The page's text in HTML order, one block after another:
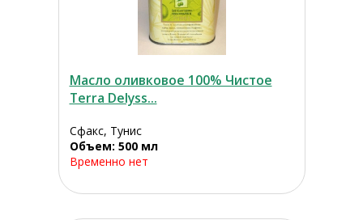
Масло оливковое 100% Чистое
Terra Delyss...
Сфакс, Тунис
Объем: 500 мл
Временно нет